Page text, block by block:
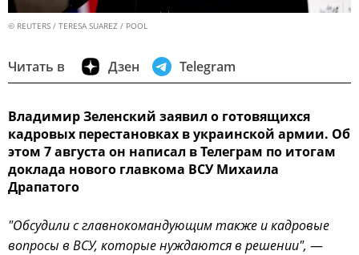
© REUTERS / TERESA SUAREZ / POOL
Читать в Дзен Telegram
Владимир Зеленский заявил о готовящихся
кадровых перестановках в украинской армии. Об
этом 7 августа он написал в Телеграм по итогам
доклада нового главкома ВСУ Михаила
Драпатого
"Обсудили с главнокомандующим также и кадровые
вопросы в ВСУ, которые нуждаются в решении", —